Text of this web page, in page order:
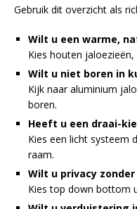
Gebruik dit overzicht als
Wilt u een warme,
Kies houten
Wilt u niet boren in
Kijk naar aluminium
boren.
Heeft u een draai-
Kies een licht systeem
raam.
Wilt u privacy
Kies top down bottom